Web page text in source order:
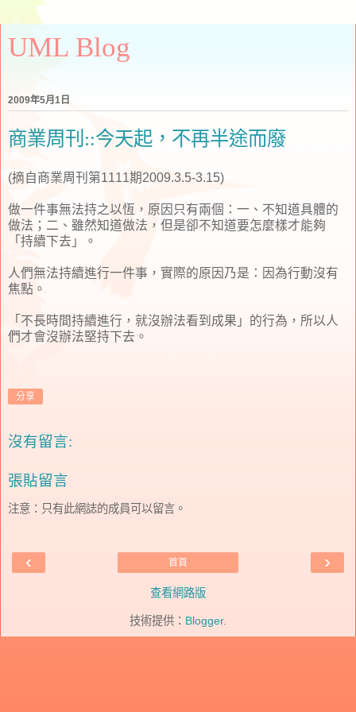
UML Blog
2009年5月1日
商業周刊::今天起，不再半途而廢
(摘自商業周刊第1111期2009.3.5-3.15)
做一件事無法持之以恆，原因只有兩個：一、不知道具體的
做法；二、雖然知道做法，但是卻不知道要怎麼樣才能夠
「持續下去」。
人們無法持續進行一件事，實際的原因乃是：因為行動沒有
焦點。
「不長時間持續進行，就沒辦法看到成果」的行為，所以人
們才會沒辦法堅持下去。
分享
沒有留言:
張貼留言
注意：只有此網誌的成員可以留言。
‹ ›
首頁
查看網路版
技術提供： Blogger.